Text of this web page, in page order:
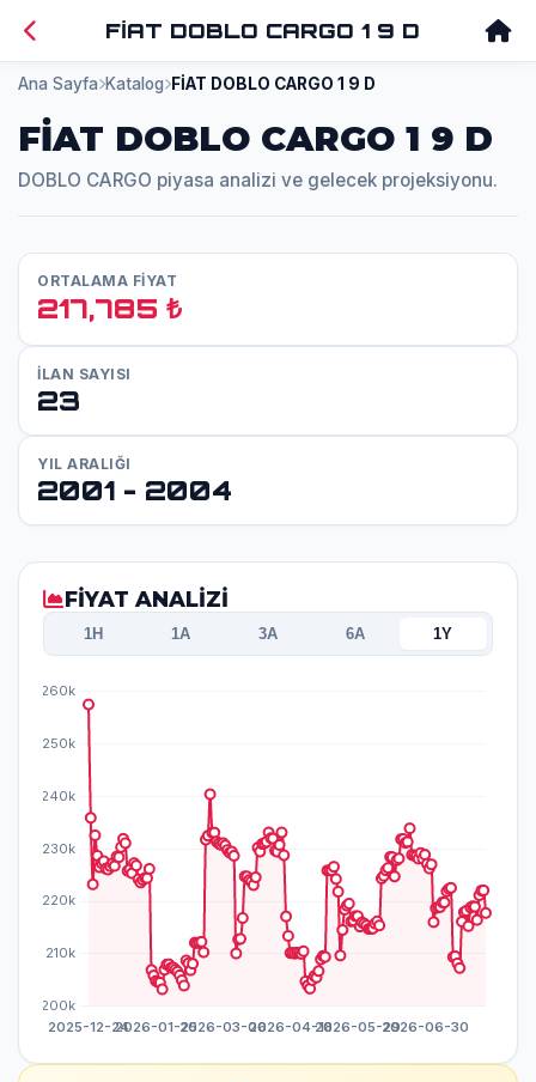
FİAT DOBLO CARGO 1 9 D
Ana Sayfa Katalog FİAT DOBLO CARGO 1 9 D
FİAT DOBLO CARGO 1 9 D
DOBLO CARGO piyasa analizi ve gelecek projeksiyonu.
ORTALAMA FİYAT
217,785 ₺
İLAN SAYISI
23
YIL ARALIĞI
2001 - 2004
FİYAT ANALİZİ
1H 1A 3A 6A 1Y